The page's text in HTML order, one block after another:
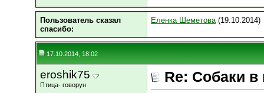
Пользователь сказал
cпасибо:
Еленка Шеметова(19.10.2014)
17.10.2014, 18:02
eroshik75
Птица- говорун Re: Собаки в